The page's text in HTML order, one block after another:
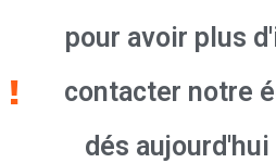
pour avoir plus
contacter notre
dés